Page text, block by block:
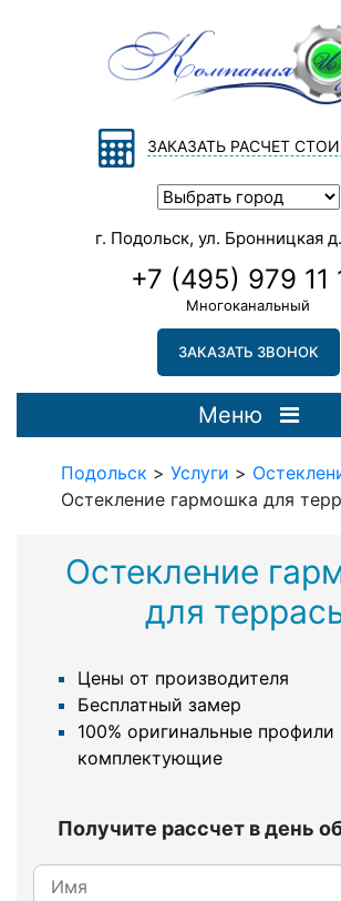
ЗАКАЗАТЬ РАСЧЕТ
г. Подольск, ул. Бронницкая
+7 (495) 979 11
Многоканальный
ЗАКАЗАТЬ ЗВОНОК
Меню
Подольск > Услуги >
Остекление гармошка для
Остекление
для
Цены от производителя
Бесплатный замер
100% оригинальные профили
комплектующие
Получите рассчет в день